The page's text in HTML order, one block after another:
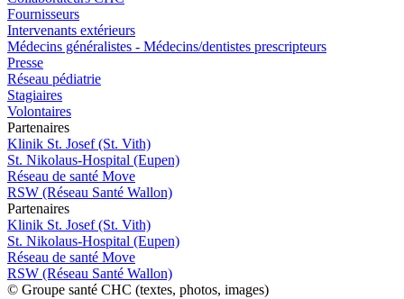
Fournisseurs
Intervenants extérieurs
Médecins généralistes - Médecins/dentistes prescripteurs
Presse
Réseau pédiatrie
Stagiaires
Volontaires
Partenaires
Klinik St. Josef (St. Vith)
St. Nikolaus-Hospital (Eupen)
Réseau de santé Move
RSW (Réseau Santé Wallon)
Partenaires
Klinik St. Josef (St. Vith)
St. Nikolaus-Hospital (Eupen)
Réseau de santé Move
RSW (Réseau Santé Wallon)
© Groupe santé CHC (textes, photos, images)